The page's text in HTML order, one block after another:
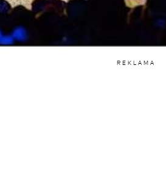
REKLAMA